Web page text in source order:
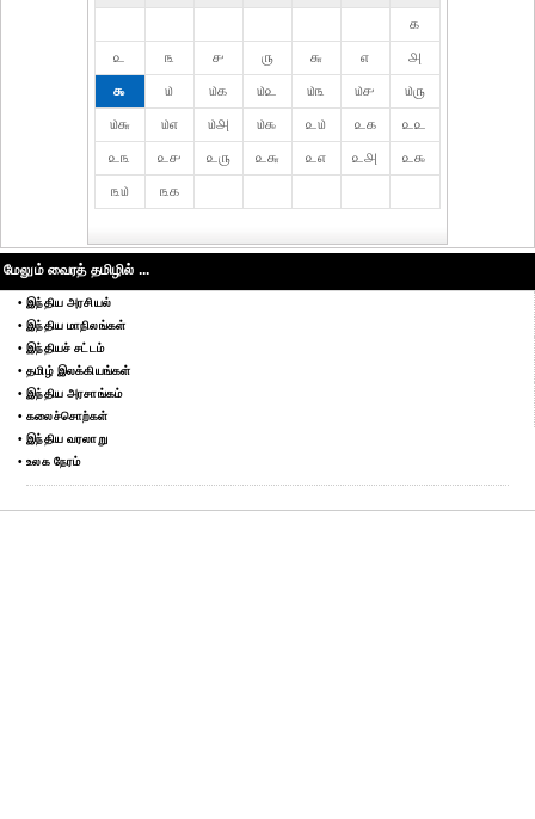
௧
௨
௩ ௪ ௫ ௬ ௭
௮
௯
௰ ௰௧ ௰௨ ௰௩ ௰௪
௰௫
௰௬
௰௭ ௰௮ ௰௯ ௨௰ ௨௧
௨௨
௨௩
௨௪ ௨௫ ௨௬ ௨௭ ௨௮
௨௯
௩௰
௩௧
மேலும் வைரத் தமிழில் ...
• இந்திய அரசியல்
• இந்திய மாநிலங்கள்
• இந்தியச் சட்டம்
• தமிழ் இலக்கியங்கள்
• இந்திய அரசாங்கம்
• கலைச்சொற்கள்
• இந்திய வரலாறு
• உலக நேரம்